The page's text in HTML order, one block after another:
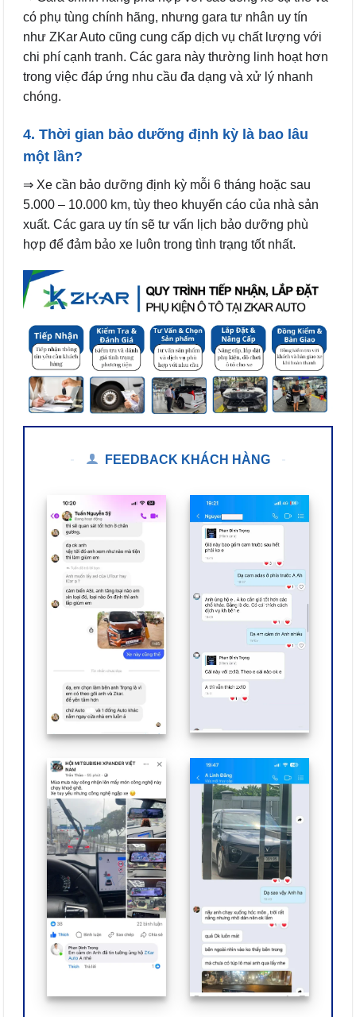
có phụ tùng chính hãng, nhưng gara tư nhân uy tín
như ZKar Auto cũng cung cấp dịch vụ chất lượng với
chi phí cạnh tranh. Các gara này thường linh hoạt hơn
trong việc đáp ứng nhu cầu đa dạng và xử lý nhanh
chóng.
4. Thời gian bảo dưỡng định kỳ là bao lâu
một lần?
⇒ Xe cần bảo dưỡng định kỳ mỗi 6 tháng hoặc sau
5.000 – 10.000 km, tùy theo khuyến cáo của nhà sản
xuất. Các gara uy tín sẽ tư vấn lịch bảo dưỡng phù
hợp để đảm bảo xe luôn trong tình trạng tốt nhất.
FEEDBACK KHÁCH HÀNG